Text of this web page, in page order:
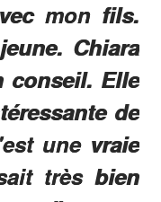
mon fils.
Chiara
conseil. Elle
de
une vraie
très bien